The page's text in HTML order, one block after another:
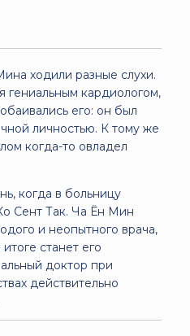
ходили разные слухи.
гениальным кардиологом,
его: он был
личностью. К тому же
когда-то овладел
когда в больницу
Сент Так. Ча Ён Мин
и неопытного врача,
станет его
доктор при
действительно